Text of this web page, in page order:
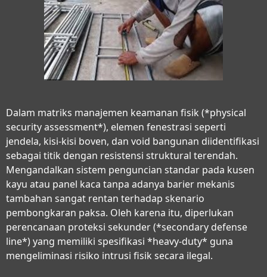
Dalam matriks manajemen keamanan fisik (*physical
security assessment*), elemen fenestrasi seperti
jendela, kisi-kisi boven, dan void bangunan diidentifikasi
sebagai titik dengan resistensi struktural terendah.
Mengandalkan sistem penguncian standar pada kusen
kayu atau panel kaca tanpa adanya barier mekanis
tambahan sangat rentan terhadap skenario
pembongkaran paksa. Oleh karena itu, diperlukan
perencanaan proteksi sekunder (*secondary defense
line*) yang memiliki spesifikasi *heavy-duty* guna
mengeliminasi risiko intrusi fisik secara ilegal.